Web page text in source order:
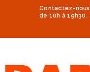
Contactez-nous
de 10h à 19h30.